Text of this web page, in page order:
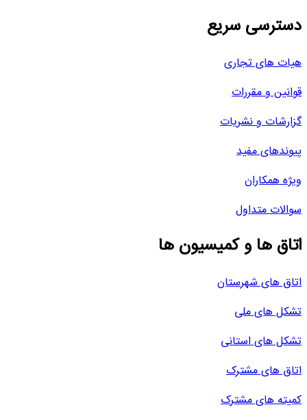
دسترسی سریع
هیات های تجاری
قوانین و مقررات
گزارشات و نشریات
پیوندهای مفید
ویژه همکاران
سوالات متداول
اتاق ها و کمیسیون ها
اتاق های شهرستان
تشکل های ملی
تشکل های استانی
اتاق های مشترک
کمیته های مشترک